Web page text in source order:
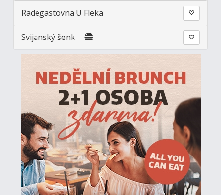
Radegastovna U Fleka
Svijanský šenk